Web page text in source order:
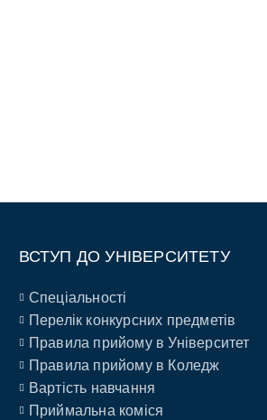
ВСТУП ДО УНІВЕРСИТЕТУ
Спеціальності
Перелік конкурсних предметів
Правила прийому в Університет
Правила прийому в Коледж
Вартість навчання
Приймальна коміся